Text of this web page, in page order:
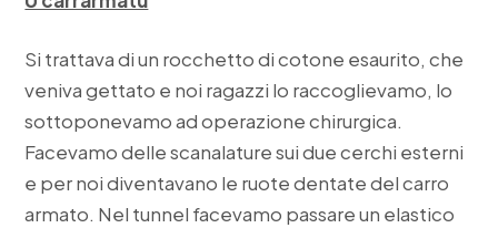
Si trattava di un rocchetto di cotone esaurito, che
veniva gettato e noi ragazzi lo raccoglievamo, lo
sottoponevamo ad operazione chirurgica.
Facevamo delle scanalature sui due cerchi esterni
e per noi diventavano le ruote dentate del carro
armato. Nel tunnel facevamo passare un elastico